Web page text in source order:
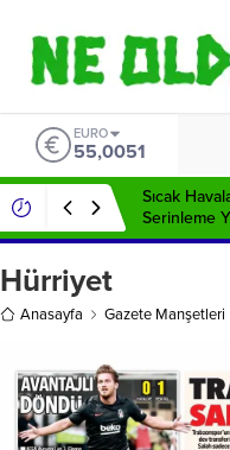
EURO
55,0051
Sıcak
Serinleme
Hürriyet
Anasayfa Gazete Manşetleri